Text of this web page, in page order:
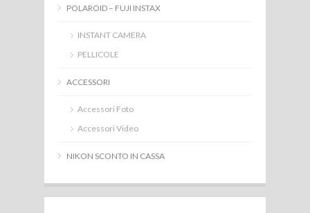
POLAROID – FUJI INSTAX
INSTANT CAMERA
PELLICOLE
ACCESSORI
Accessori Foto
Accessori Video
NIKON SCONTO IN CASSA